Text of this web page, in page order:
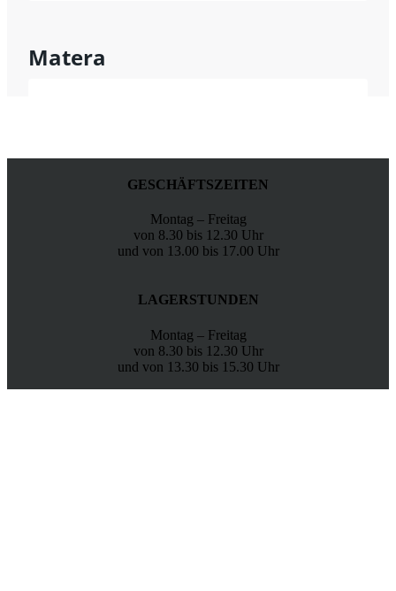
GESCHÄFTSZEITEN
Montag – Freitag
von 8.30 bis 12.30 Uhr
und von 13.00 bis 17.00 Uhr
LAGERSTUNDEN
Montag – Freitag
von 8.30 bis 12.30 Uhr
und von 13.30 bis 15.30 Uhr